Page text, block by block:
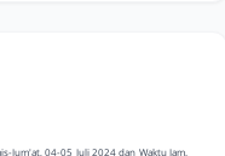
Jum'at, 04-05 Juli 2024 dan Waktu Jam.